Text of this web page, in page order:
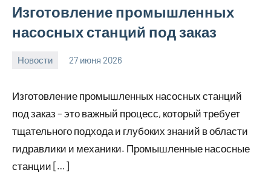
Изготовление промышленных
насосных станций под заказ
Новости 27 июня 2026
Изготовление промышленных насосных станций
под заказ – это важный процесс, который требует
тщательного подхода и глубоких знаний в области
гидравлики и механики. Промышленные насосные
станции […]